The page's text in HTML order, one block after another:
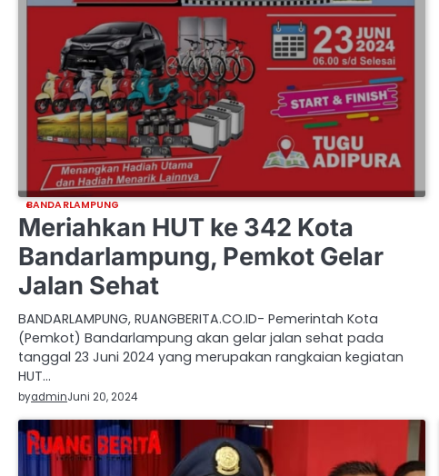
BANDARLAMPUNG
Meriahkan HUT ke 342 Kota
Bandarlampung, Pemkot Gelar
Jalan Sehat
BANDARLAMPUNG, RUANGBERITA.CO.ID- Pemerintah Kota
(Pemkot) Bandarlampung akan gelar jalan sehat pada
tanggal 23 Juni 2024 yang merupakan rangkaian kegiatan
HUT…
byadminJuni 20, 2024